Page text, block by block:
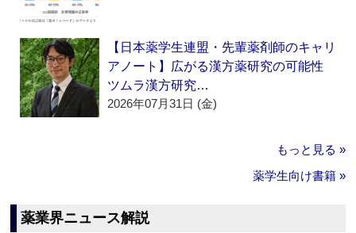
【日本薬学生連盟・先輩薬剤師のキャリ
アノート】広がる漢方薬研究の可能性
ツムラ漢方研究…
2026年07月31日 (金)
もっと見る »
薬学生向け書籍 »
薬業界ニュース解説